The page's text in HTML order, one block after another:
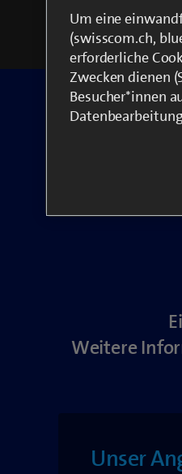
Weitere
Unser
Um eine
(swisscom.ch,
erforderliche
Zwecken dienen
Besucher*innen